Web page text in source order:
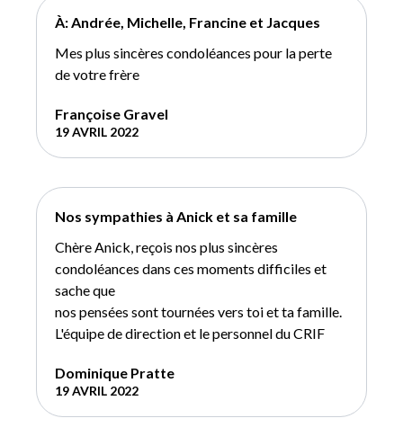
À: Andrée, Michelle, Francine et Jacques
Mes plus sincères condoléances pour la perte
de votre frère
Françoise Gravel
19 AVRIL 2022
Nos sympathies à Anick et sa famille
Chère Anick, reçois nos plus sincères
condoléances dans ces moments difficiles et
sache que
nos pensées sont tournées vers toi et ta famille.
L'équipe de direction et le personnel du CRIF
Dominique Pratte
19 AVRIL 2022